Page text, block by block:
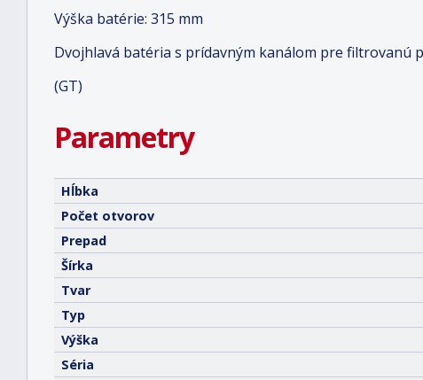
Výška batérie: 315 mm
Dvojhlavá batéria s prídavným kanálom pre filtrovanú
(GT)
Parametry
Hĺbka
Počet otvorov
Prepad
Šírka
Tvar
Typ
Výška
Séria